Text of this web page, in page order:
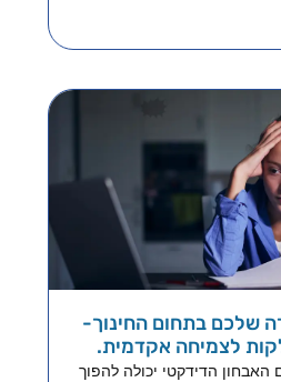
שלכם בתחום החינוך-
לצמיחה אקדמית.
הדידקטי יכולה להפוך